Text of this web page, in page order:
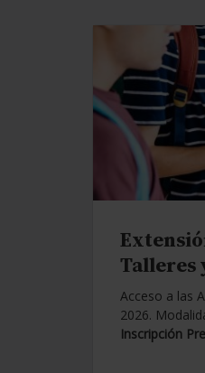
Talleres
Acceso a las
2026.
Inscripción